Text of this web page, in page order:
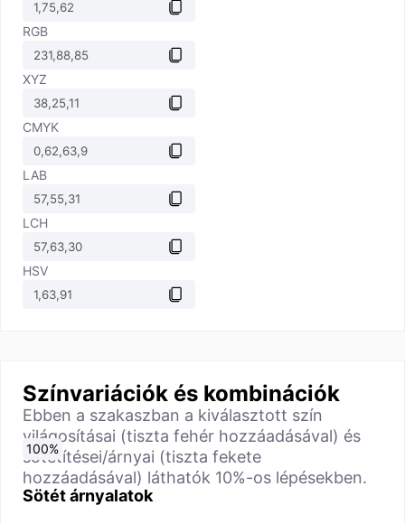
RGB
XYZ
CMYK
LAB
LCH
HSV
Színvariációk és kombinációk
Ebben a szakaszban a kiválasztott szín
világosításai (tiszta fehér hozzáadásával) és
sötétítései/árnyai (tiszta fekete
hozzáadásával) láthatók 10%-os lépésekben.
Sötét árnyalatok
0%
10%
20%
30%
40%
50%
60%
70%
80%
90%
100%